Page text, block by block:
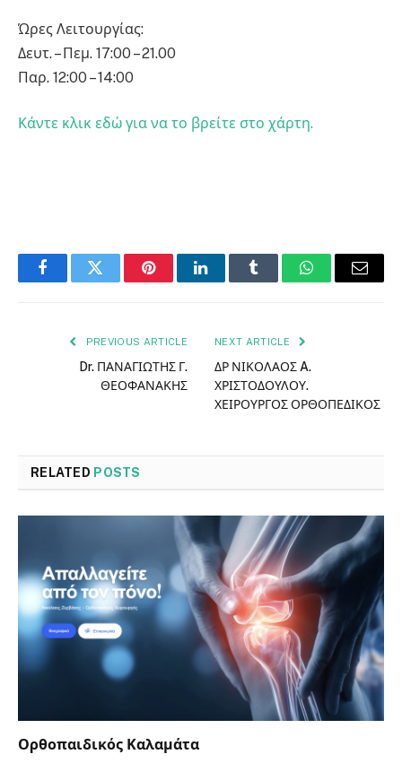
Ώρες Λειτουργίας:
Δευτ. – Πεμ. 17:00 – 21.00
Παρ. 12:00 – 14:00
Κάντε κλικ εδώ για να το βρείτε στο χάρτη.
FacebookTwitter PinterestLinkedInTumblr WhatsAppEmail
PREVIOUS ARTICLE
Dr. ΠΑΝΑΓΙΩΤΗΣ Γ.
ΘΕΟΦΑΝΑΚΗΣ
NEXT ARTICLE
ΔΡ ΝΙΚΟΛΑΟΣ A.
ΧΡΙΣΤΟΔΟΥΛΟΥ.
ΧΕΙΡΟΥΡΓΟΣ ΟΡΘΟΠΕΔΙΚΟΣ
RELATED POSTS
Ορθοπαιδικός Καλαμάτα